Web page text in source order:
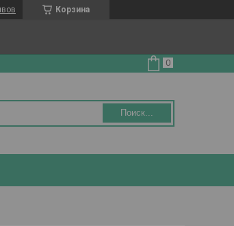
Корзина
Поиск...